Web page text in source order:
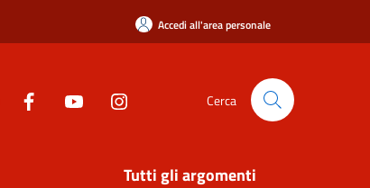
Accedi all'area personale
Cerca
Tutti gli argomenti